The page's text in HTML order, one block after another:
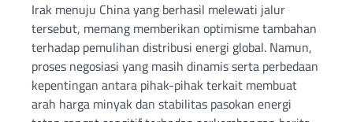
Irak menuju China yang berhasil melewati jalur
tersebut, memang memberikan optimisme tambahan
terhadap pemulihan distribusi energi global. Namun,
proses negosiasi yang masih dinamis serta perbedaan
kepentingan antara pihak-pihak terkait membuat
arah harga minyak dan stabilitas pasokan energi